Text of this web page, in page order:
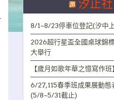
汐止
8/1~8/23停車位登記(汐中
2026超行星盃全國桌球錦
大舉行
【歲月如歌年華之憶寫作
6/27,115春季班成果展動
(5/8~5/31截止)